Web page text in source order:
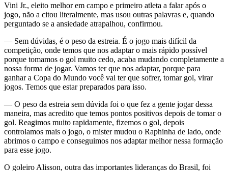
Vini Jr., eleito melhor em campo e primeiro atleta a falar após o
jogo, não a citou literalmente, mas usou outras palavras e, quando
perguntado se a ansiedade atrapalhou, confirmou.
— Sem dúvidas, é o peso da estreia. É o jogo mais difícil da
competição, onde temos que nos adaptar o mais rápido possível
porque tomamos o gol muito cedo, acaba mudando completamente a
nossa forma de jogar. Vamos ter que nos adaptar, porque para
ganhar a Copa do Mundo você vai ter que sofrer, tomar gol, virar
jogos. Temos que estar preparados para isso.
— O peso da estreia sem dúvida foi o que fez a gente jogar dessa
maneira, mas acredito que temos pontos positivos depois de tomar o
gol. Reagimos muito rapidamente, fizemos o gol, depois
controlamos mais o jogo, o mister mudou o Raphinha de lado, onde
abrimos o campo e conseguimos nos adaptar melhor nessa formação
para esse jogo.
O goleiro Alisson, outra das importantes lideranças do Brasil, foi